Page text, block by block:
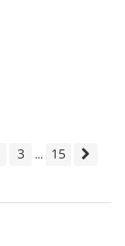
3 ... 15